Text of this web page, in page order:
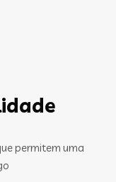
permitem uma